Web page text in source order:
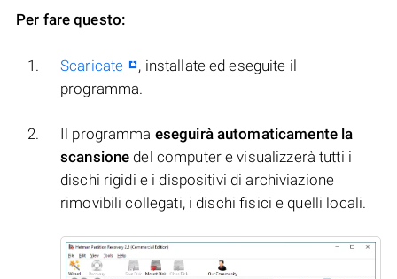
Per fare questo:
Scaricate
, installate ed eseguite il
programma.
Il programma eseguirà automaticamente la
scansione del computer e visualizzerà tutti i
dischi rigidi e i dispositivi di archiviazione
rimovibili collegati, i dischi fisici e quelli locali.